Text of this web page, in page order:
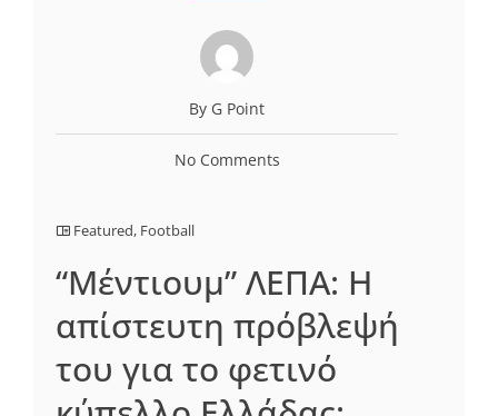
By G Point
No Comments
Featured, Football
“Mέντιουμ” ΛΕΠΑ: Η
απίστευτη πρόβλεψή
του για το φετινό